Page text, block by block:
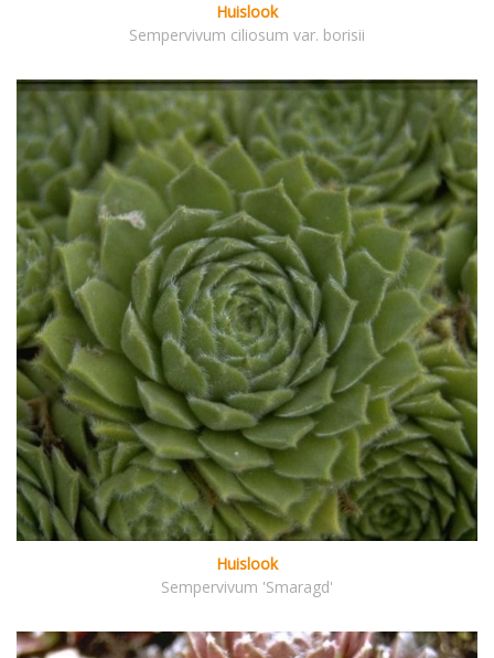
Huislook
Sempervivum ciliosum var. borisii
Huislook
Sempervivum 'Smaragd'